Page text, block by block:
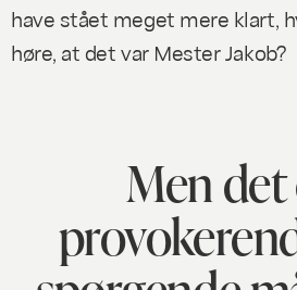
have stået meget mere klart,
høre, at det var Mester Jakob?
Men det